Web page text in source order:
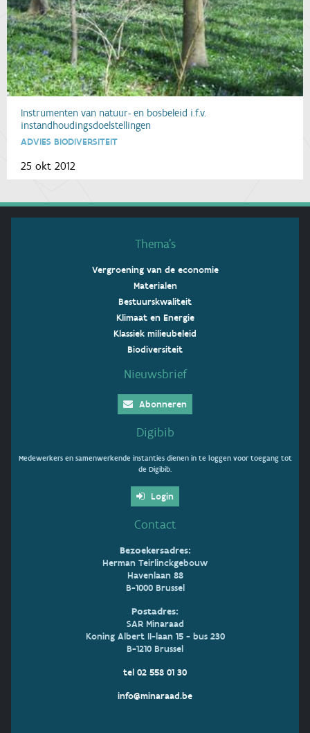
Instrumenten van natuur- en bosbeleid i.f.v.
instandhoudingsdoelstellingen
ADVIES BIODIVERSITEIT
25 okt 2012
Thema’s
Vergroening van de economie
Materialen
Bestuurskwaliteit
Klimaat en Energie
Klassiek milieubeleid
Biodiversiteit
Nieuwsbrief
Abonneren
Digibib
Medewerkers en samenwerkende instanties dienen in te loggen voor toegang tot
de Digibib.
Login
Contact
Bezoekersadres:
Herman Teirlinckgebouw
Havenlaan 88
B-1000 Brussel
Postadres:
SAR Minaraad
Koning Albert II-laan 15 - bus 230
B-1210 Brussel
tel 02 558 01 30
info@minaraad.be